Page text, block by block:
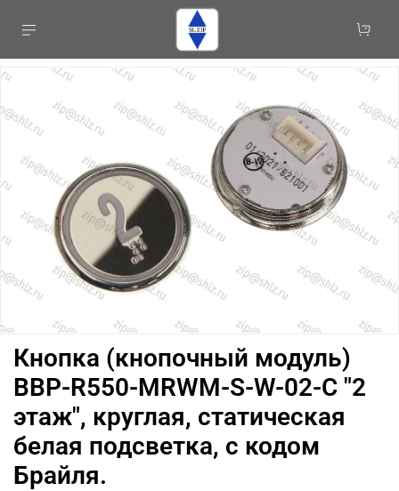
Кнопка (кнопочный модуль)
BBP-R550-MRWM-S-W-02-C "2
этаж", круглая, статическая
белая подсветка, с кодом
Брайля.